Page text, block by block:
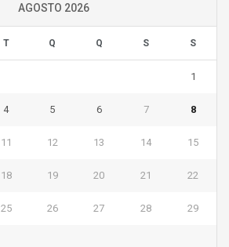
AGOSTO 2026
T Q Q S S
1
4 5 6 7 8
11 12 13 14 15
18 19 20 21 22
25 26 27 28 29